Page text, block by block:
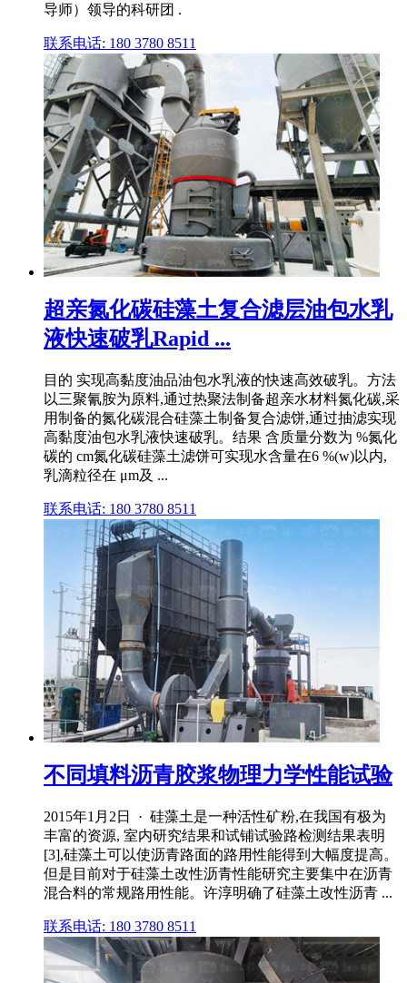
导师）领导的科研团 .
联系电话: 180 3780 8511
超亲氮化碳硅藻土复合滤层油包水乳
液快速破乳Rapid ...
目的 实现高黏度油品油包水乳液的快速高效破乳。方法
以三聚氰胺为原料,通过热聚法制备超亲水材料氮化碳,采
用制备的氮化碳混合硅藻土制备复合滤饼,通过抽滤实现
高黏度油包水乳液快速破乳。结果 含质量分数为 %氮化
碳的 cm氮化碳硅藻土滤饼可实现水含量在6 %(w)以内,
乳滴粒径在 μm及 ...
联系电话: 180 3780 8511
不同填料沥青胶浆物理力学性能试验
2015年1月2日 · 硅藻土是一种活性矿粉,在我国有极为
丰富的资源, 室内研究结果和试铺试验路检测结果表明
[3],硅藻土可以使沥青路面的路用性能得到大幅度提高。
但是目前对于硅藻土改性沥青性能研究主要集中在沥青
混合料的常规路用性能。许淳明确了硅藻土改性沥青 ...
联系电话: 180 3780 8511